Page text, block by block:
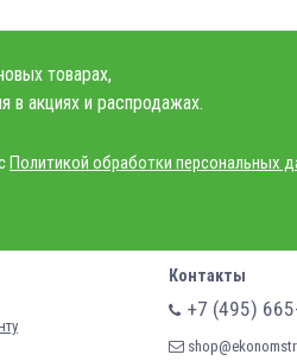
товарах,
в акциях и распродажах.
Политикой обработки персональных
Контакты
+7 (495)